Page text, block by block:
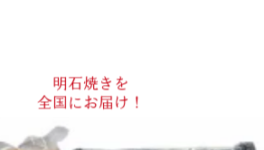
明石焼きを
全国にお届け！